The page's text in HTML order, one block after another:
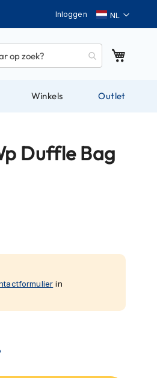
Taal
Inloggen
Winkels Outlet
Duffle Bag
in